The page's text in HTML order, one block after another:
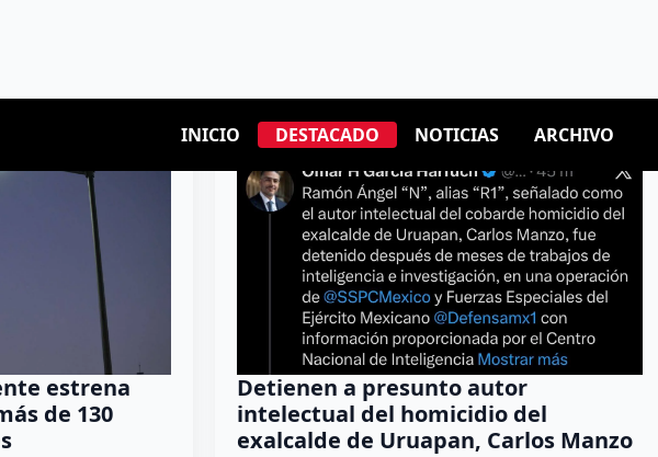
estrena
de 130
Detienen a presunto autor
intelectual del homicidio del
exalcalde de Uruapan, Carlos Manzo